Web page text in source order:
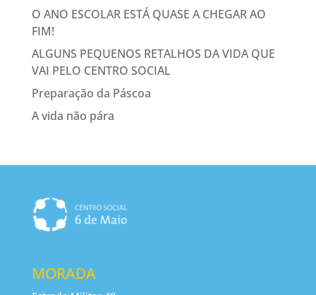
O ANO ESCOLAR ESTÁ QUASE A CHEGAR AO
FIM!
ALGUNS PEQUENOS RETALHOS DA VIDA QUE
VAI PELO CENTRO SOCIAL
Preparação da Páscoa
A vida não pára
MORADA